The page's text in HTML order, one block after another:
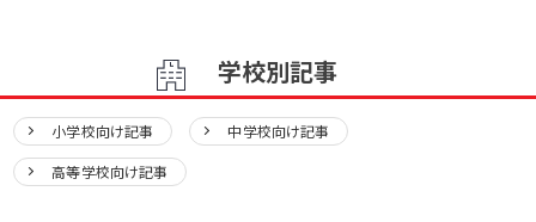
学校別記事
小学校向け記事
中学校向け記事
高等学校向け記事